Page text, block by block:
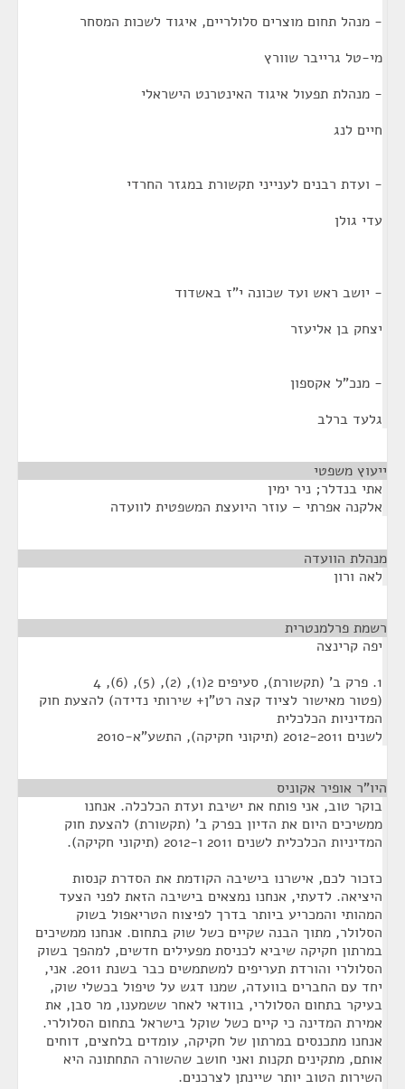
- מנהל תחום מוצרים סלולריים, איגוד לשכות המסחר
מי-טל גרייבר שוורץ
- מנהלת תפעול איגוד האינטרנט הישראלי
חיים לנג
- ועדת רבנים לענייני תקשורת במגזר החרדי
עדי גולן
- יושב ראש ועד שכונה י"ז באשדוד
יצחק בן אליעזר
- מנכ"ל אקספון
גלעד ברלב
ייעוץ משפטי
אתי בנדלר; ניר ימין
אלקנה אפרתי – עוזר היועצת המשפטית לוועדה
מנהלת הוועדה
לאה ורון
רשמת פרלמנטרית
יפה קרינצה
1. פרק ב' (תקשורת), סעיפים 2(1), (2), (5), (6), 4
(פטור מאישור לציוד קצה רט"ן+ שירותי נדידה) להצעת חוק
המדיניות הכלכלית
לשנים 2012-2011 (תיקוני חקיקה), התשע"א-2010
היו"ר אופיר אקוניס
בוקר טוב, אני פותח את ישיבת ועדת הכלכלה. אנחנו
ממשיכים היום את הדיון בפרק ב' (תקשורת) להצעת חוק
המדיניות הכלכלית לשנים 2011 ו-2012 (תיקוני חקיקה).
כזכור לכם, אישרנו בישיבה הקודמת את הסדרת קנסות
היציאה. לדעתי, אנחנו נמצאים בישיבה הזאת לפני הצעד
המהותי והמכריע ביותר בדרך לפיצוח הטריאפול בשוק
הסלולר, מתוך הבנה שקיים כשל שוק בתחום. אנחנו ממשיכים
במרתון חקיקה שיביא לכניסת מפעילים חדשים, למהפך בשוק
הסלולרי והורדת תעריפים למשתמשים כבר בשנת 2011. אני,
יחד עם החברים בוועדה, שמנו דגש על טיפול בכשלי שוק,
בעיקר בתחום הסלולרי, בוודאי לאחר ששמענו, מר סבן, את
אמירת המדינה כי קיים כשל שוקל בישראל בתחום הסלולרי.
אנחנו מתכנסים במרתון של חקיקה, עומדים בלחצים, דוחים
אותם, מתקינים תקנות ואני חושב שהשורה התחתונה היא
השירות הטוב יותר שיינתן לצרכנים.